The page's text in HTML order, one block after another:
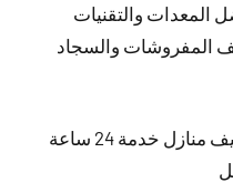
والتقنيات
المفروشات والسجاد
أعمال التنظيف مع خدمة تنظيف منازل خدمة 24 ساعة